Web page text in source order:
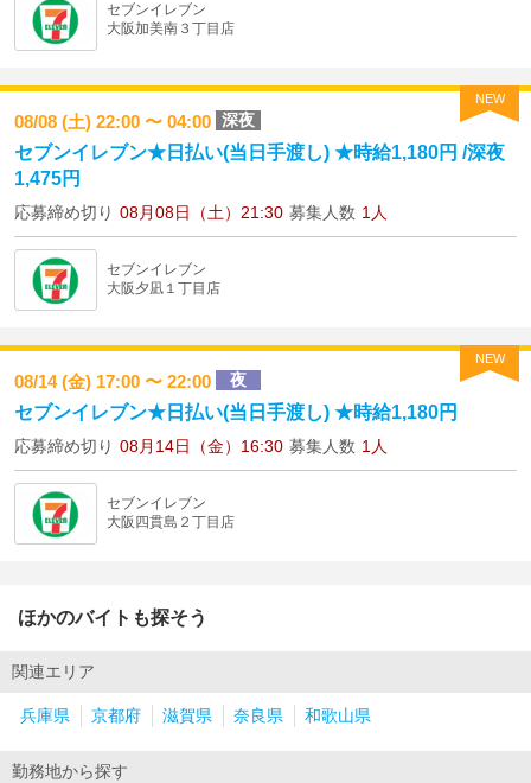
セブンイレブン
大阪加美南３丁目店
NEW
08/08 (土) 22:00 〜 04:00 深夜
セブンイレブン★日払い(当日手渡し) ★時給1,180円 /深夜
1,475円
応募締め切り 08月08日（土）21:30 募集人数 1人
セブンイレブン
大阪夕凪１丁目店
NEW
08/14 (金) 17:00 〜 22:00 夜
セブンイレブン★日払い(当日手渡し) ★時給1,180円
応募締め切り 08月14日（金）16:30 募集人数 1人
セブンイレブン
大阪四貫島２丁目店
ほかのバイトも探そう
関連エリア
兵庫県 京都府 滋賀県 奈良県 和歌山県
勤務地から探す